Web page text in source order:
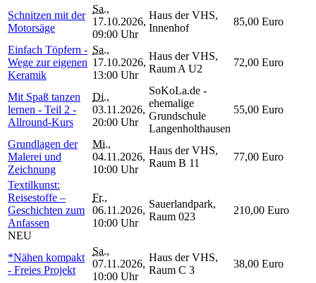
Schnitzen mit der
Motorsäge
Sa.,
17.10.2026,
09:00 Uhr
Haus der VHS,
Innenhof
85,00 Euro
Einfach Töpfern -
Wege zur eigenen
Keramik
Sa.,
17.10.2026,
13:00 Uhr
Haus der VHS,
Raum A U2
72,00 Euro
Mit Spaß tanzen
lernen - Teil 2 -
Allround-Kurs
Di.,
03.11.2026,
20:00 Uhr
SoKoLa.de -
ehemalige
Grundschule
Langenholthausen
55,00 Euro
Grundlagen der
Malerei und
Zeichnung
Mi.,
04.11.2026,
10:00 Uhr
Haus der VHS,
Raum B 11
77,00 Euro
Textilkunst:
Reisestoffe –
Geschichten zum
Anfassen
NEU
Fr.,
06.11.2026,
10:00 Uhr
Sauerlandpark,
Raum 023
210,00 Euro
*Nähen kompakt
- Freies Projekt
Sa.,
07.11.2026,
10:00 Uhr
Haus der VHS,
Raum C 3
38,00 Euro